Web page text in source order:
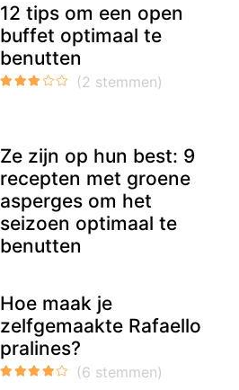
12 tips om een open
buffet optimaal te
benutten
Ze zijn op hun best: 9
recepten met groene
asperges om het
seizoen optimaal te
benutten
Hoe maak je
zelfgemaakte Rafaello
pralines?